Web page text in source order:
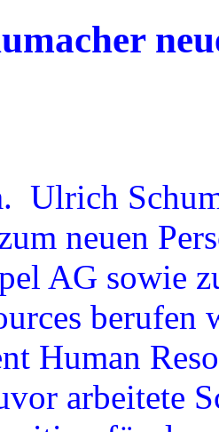
Ulrich
neuen
AG sowie
Human
arbeitete